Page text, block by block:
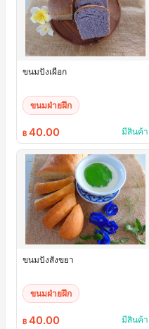
ขนมปังเผือก
ขนมฝ่ายฝึก
฿ 40.00 มีสินค้า
ขนมปังสังขยา
ขนมฝ่ายฝึก
฿ 40.00 มีสินค้า